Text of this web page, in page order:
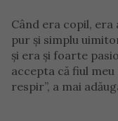
Când era copil, era
pur și simplu
și era și foarte
accepta că fiul
respir”, a mai